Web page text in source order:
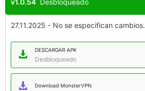
27.11.2025 - No se especifican cambios.
DESCARGAR APK
Desbloqueado
Download MonsterVPN